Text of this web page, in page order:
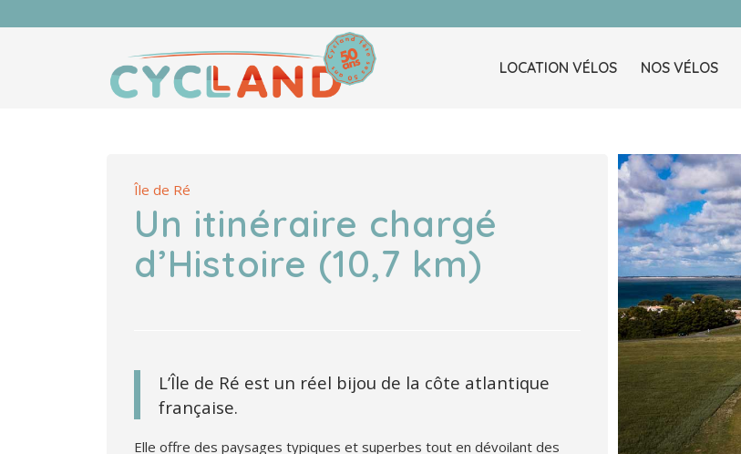
LOCATION VÉLOS NOS VÉLOS
Île de Ré
Un itinéraire chargé
d’Histoire (10,7 km)
L’Île de Ré est un réel bijou de la côte atlantique
française.
Elle offre des paysages typiques et superbes tout en dévoilant des